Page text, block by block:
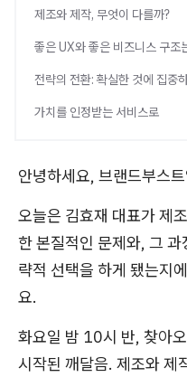
제조와 제작, 무엇이 다를까?
좋은 UX와 좋은 비즈니스 구조
전략의 전환: 확실한 것에 집중
가치를 인정받는 서비스로
안녕하세요, 브랜드부스
오늘은 김효재 대표가 제
한 본질적인 문제와, 그
략적 선택을 하게 됐는지
요.
화요일 밤 10시 반, 찾아
시작된 깨달음. 제조와 제